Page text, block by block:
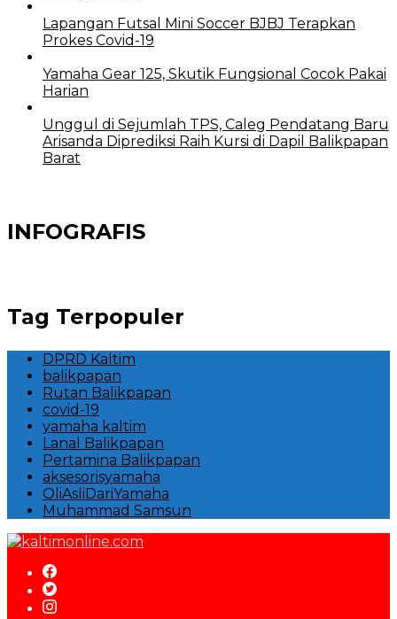
Lapangan Futsal Mini Soccer BJBJ Terapkan
Prokes Covid-19
Yamaha Gear 125, Skutik Fungsional Cocok Pakai
Harian
Unggul di Sejumlah TPS, Caleg Pendatang Baru
Arisanda Diprediksi Raih Kursi di Dapil Balikpapan
Barat
INFOGRAFIS
Tag Terpopuler
DPRD Kaltim
balikpapan
Rutan Balikpapan
covid-19
yamaha kaltim
Lanal Balikpapan
Pertamina Balikpapan
aksesorisyamaha
OliAsliDariYamaha
Muhammad Samsun